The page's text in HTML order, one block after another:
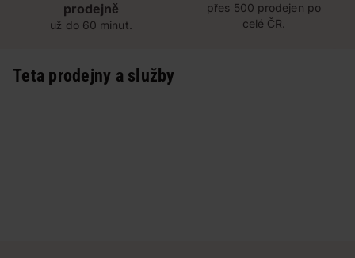
prodejně
už do 60 minut.
přes 500 prodejen po
celé ČR.
Teta prodejny a služby